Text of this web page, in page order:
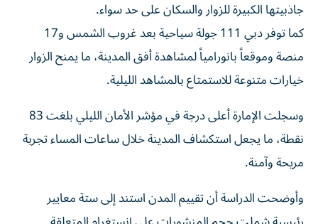
جاذبيتها الكبيرة للزوار والسكان على حد سواء.
كما توفر دبي 111 جولة سياحية بعد غروب الشمس و17
منصة وموقعاً بانورامياً لمشاهدة أفق المدينة، ما يمنح الزوار
خيارات متنوعة للاستمتاع بالمشاهد الليلية.
وسجلت الإمارة أعلى درجة في مؤشر الأمان الليلي بلغت 83
نقطة، ما يجعل استكشاف المدينة خلال ساعات المساء تجربة
مريحة وآمنة.
وأوضحت الدراسة أن تقييم المدن استند إلى ستة معايير